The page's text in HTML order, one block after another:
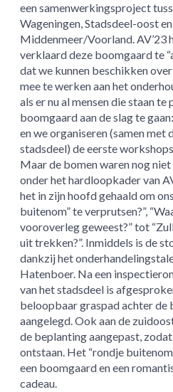
een samenwerkingsproject
Wageningen, Stadsdeel-oost
Middenmeer/Voorland. AV’23
verklaard deze boomgaard te
dat we kunnen beschikken
mee te werken aan het
als er nu al mensen die staan te
boomgaard aan de slag te
en we organiseren (samen met
stadsdeel) de eerste
Maar de bomen waren nog
onder het hardloopkader van
het in zijn hoofd gehaald om
buitenom” te verprutsen?”,
vooroverleg geweest?” tot
uit trekken?”. Inmiddels is de
dankzij het
Hatenboer. Na een
van het stadsdeel is
beloopbaar graspad achter
aangelegd. Ook aan de
de beplanting aangepast,
ontstaan. Het “rondje
een boomgaard en een
cadeau.